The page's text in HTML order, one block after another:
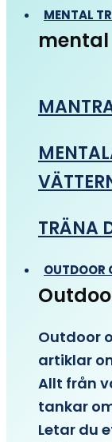
MENTAL
TRÄNA
OUTDOOR
Outdoor
artiklar
Allt från
tankar
Letar du